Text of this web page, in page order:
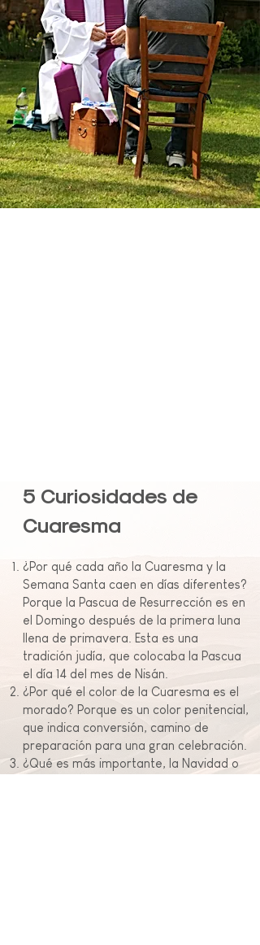
5 Curiosidades de
Cuaresma
¿Por qué cada año la Cuaresma y la
Semana Santa caen en días diferentes?
Porque la Pascua de Resurrección es en
el Domingo después de la primera luna
llena de primavera. Esta es una
tradición judía, que colocaba la Pascua
el día 14 del mes de Nisán.
¿Por qué el color de la Cuaresma es el
morado? Porque es un color penitencial,
que indica conversión, camino de
preparación para una gran celebración.
¿Qué es más importante, la Navidad o